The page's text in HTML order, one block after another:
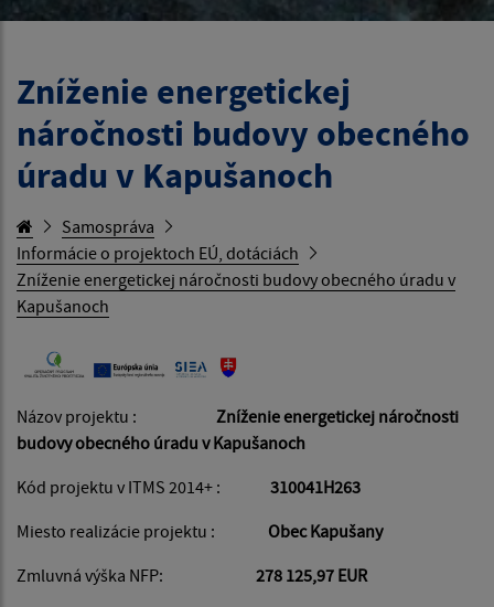
Zníženie energetickej
náročnosti budovy obecného
úradu v Kapušanoch
Samospráva
Informácie o projektoch EÚ, dotáciách
Zníženie energetickej náročnosti budovy obecného úradu v
Kapušanoch
Názov projektu : Zníženie energetickej náročnosti
budovy obecného úradu v Kapušanoch
Kód projektu v ITMS 2014+ : 310041H263
Miesto realizácie projektu : Obec Kapušany
Zmluvná výška NFP:
278 125,97 EUR